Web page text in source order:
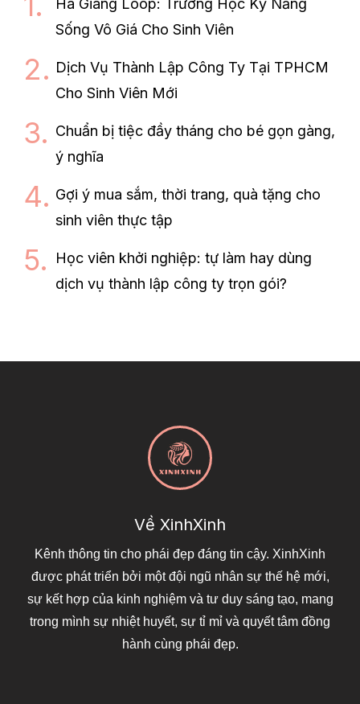
Ha Giang Loop: Trường Học Kỹ Năng
Sống Vô Giá Cho Sinh Viên
Dịch Vụ Thành Lập Công Ty Tại TPHCM
Cho Sinh Viên Mới
Chuẩn bị tiệc đầy tháng cho bé gọn gàng,
ý nghĩa
Gợi ý mua sắm, thời trang, quà tặng cho
sinh viên thực tập
Học viên khởi nghiệp: tự làm hay dùng
dịch vụ thành lập công ty trọn gói?
Về XinhXinh
Kênh thông tin cho phái đẹp đáng tin cậy. XinhXinh
được phát triển bởi một đội ngũ nhân sự thế hệ mới,
sự kết hợp của kinh nghiệm và tư duy sáng tạo, mang
trong mình sự nhiệt huyết, sự tỉ mỉ và quyết tâm đồng
hành cùng phái đẹp.